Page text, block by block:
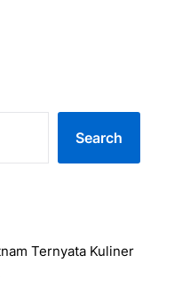
Search
Ternyata Kuliner